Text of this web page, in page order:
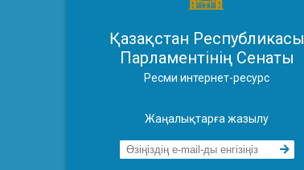
Қазақстан Республикасы
Парламентінің Сенаты
Ресми интернет-ресурс
Жаңалықтарға жазылу